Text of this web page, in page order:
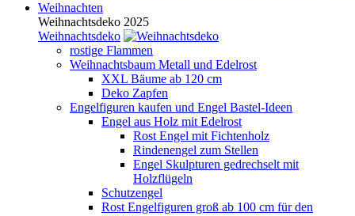
Weihnachten
Weihnachtsdeko 2025
Weihnachtsdeko
rostige Flammen
Weihnachtsbaum Metall und Edelrost
XXL Bäume ab 120 cm
Deko Zapfen
Engelfiguren kaufen und Engel Bastel-Ideen
Engel aus Holz mit Edelrost
Rost Engel mit Fichtenholz
Rindenengel zum Stellen
Engel Skulpturen gedrechselt mit
Holzflügeln
Schutzengel
Rost Engelfiguren groß ab 100 cm für den